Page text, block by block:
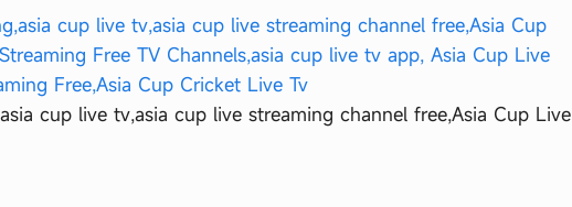
cup live tv,asia cup live streaming channel free,Asia Cup Live